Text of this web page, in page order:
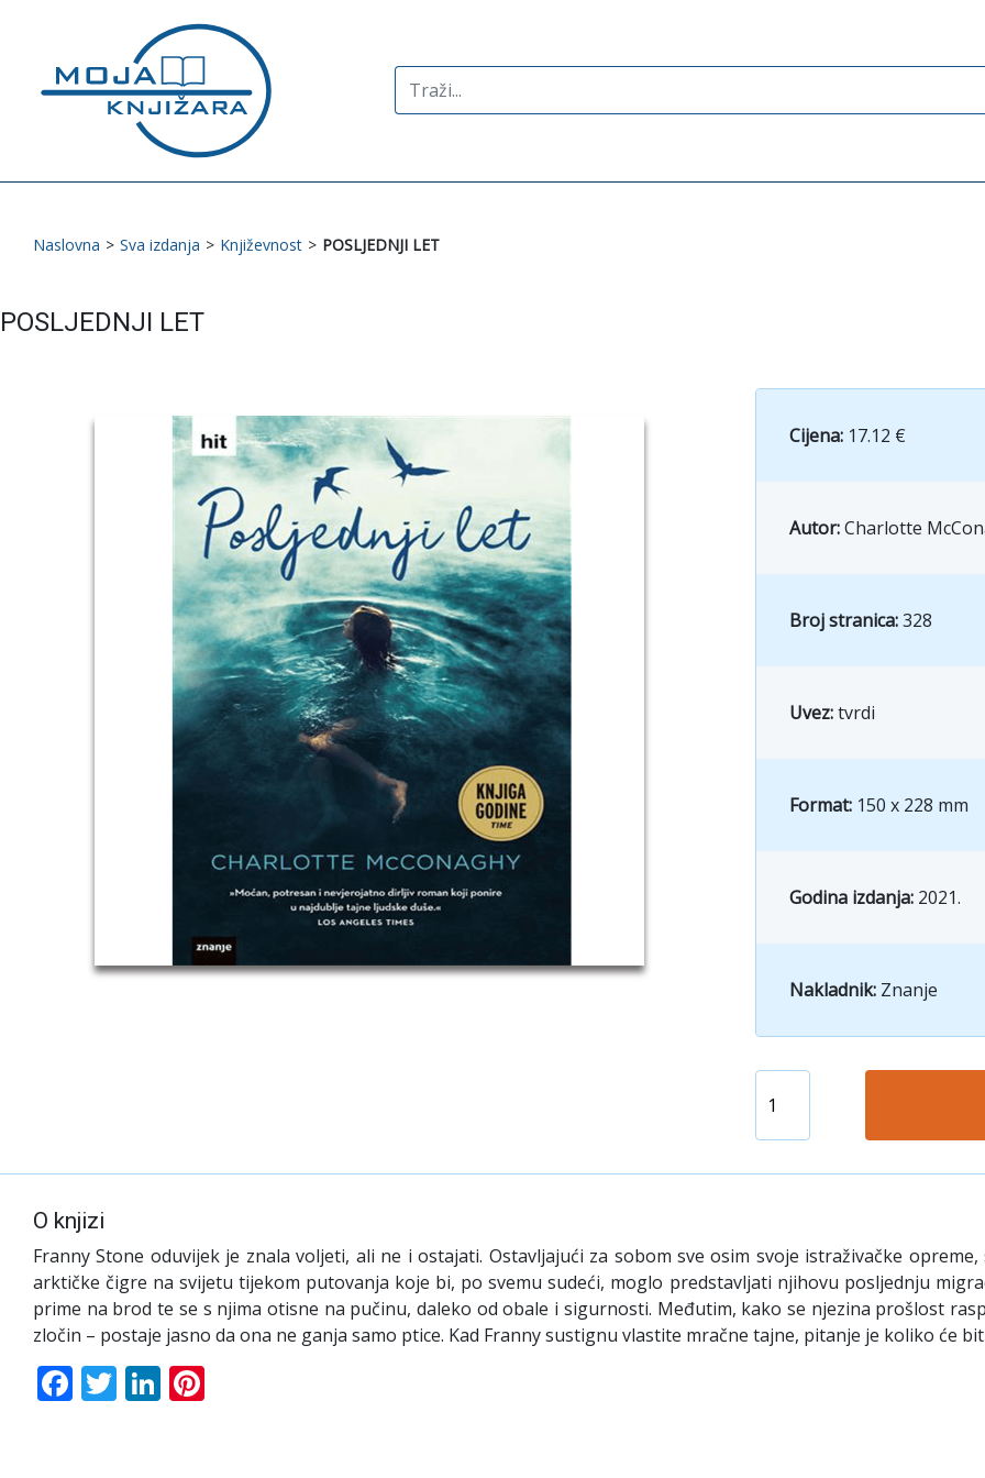
Search
for:
Naslovna > Sva izdanja > Književnost > POSLJEDNJI LET
POSLJEDNJI LET
Cijena: 17.12 €
Autor:Charlotte
Broj stranica:328
Uvez:tvrdi
Format: 150 x 228 mm
Godina izdanja: 2021.
Nakladnik: Znanje
O knjizi
Franny Stone oduvijek je znala voljeti, ali ne i ostajati. Ostavljajući za sobom sve osim svoje istraživačke
arktičke čigre na svijetu tijekom putovanja koje bi, po svemu sudeći, moglo predstavljati njihovu posljednju
prime na brod te se s njima otisne na pučinu, daleko od obale i sigurnosti. Međutim, kako se njezina prošlost
zločin – postaje jasno da ona ne ganja samo ptice. Kad Franny sustignu vlastite mračne tajne, pitanje je koliko će
Facebook
TwitterLinkedIn